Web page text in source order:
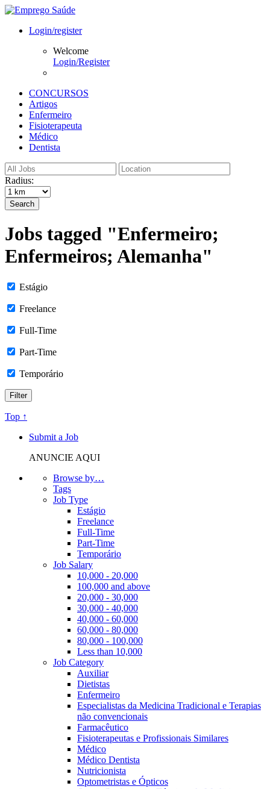
Login/register
Welcome
Login/Register
CONCURSOS
Artigos
Enfermeiro
Fisioterapeuta
Médico
Dentista
Radius:
Search
Jobs tagged "Enfermeiro;
Enfermeiros; Alemanha"
Estágio
Freelance
Full-Time
Part-Time
Temporário
Top ↑
Submit a Job
ANUNCIE AQUI
Browse by…
Tags
Job Type
Estágio
Freelance
Full-Time
Part-Time
Temporário
Job Salary
10,000 - 20,000
100,000 and above
20,000 - 30,000
30,000 - 40,000
40,000 - 60,000
60,000 - 80,000
80,000 - 100,000
Less than 10,000
Job Category
Auxiliar
Dietistas
Enfermeiro
Especialistas da Medicina Tradicional e Terapias
não convencionais
Farmacêutico
Fisioterapeutas e Profissionais Similares
Médico
Médico Dentista
Nutricionista
Optometristas e Ópticos